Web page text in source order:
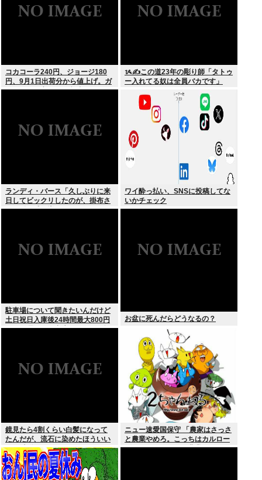
コカコーラ240円、ジョージ180
円、9月1日出荷分から値上げ。ガ
ソリンより高いとか意味不明すぎ
ᝰ✍この道23年の彫り師「タトゥ
ー入れてる奴は全員バカです」
ランディ・バース「久しぶりに来
日してビックリしたのが、掛布さ
んの髪の毛が増えていた。岡田さ
ワイ酔っ払い、SNSに投稿してな
いかチェック
駐車場について聞きたいんだけど
土日祝日入庫後24時間最大800円
って日曜いれて出庫日が平日の場
お盆に死んだらどうなるの？
鏡見たら4割くらい白髪になって
たんだが、流石に染めたほういい
の ？半分おじいちゃんでドン引き
したわ
ニュー速愛国保守 「農家はさっさ
と農業やめろ。こっちはカルロー
ズでいいんだから。農業されたら